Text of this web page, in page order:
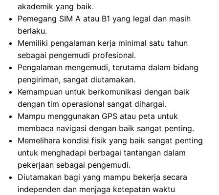
akademik yang baik.
Pemegang SIM A atau B1 yang legal dan masih
berlaku.
Memiliki pengalaman kerja minimal satu tahun
sebagai pengemudi profesional.
Pengalaman mengemudi, terutama dalam bidang
pengiriman, sangat diutamakan.
Kemampuan untuk berkomunikasi dengan baik
dengan tim operasional sangat dihargai.
Mampu menggunakan GPS atau peta untuk
membaca navigasi dengan baik sangat penting.
Memelihara kondisi fisik yang baik sangat penting
untuk menghadapi berbagai tantangan dalam
pekerjaan sebagai pengemudi.
Diutamakan bagi yang mampu bekerja secara
independen dan menjaga ketepatan waktu